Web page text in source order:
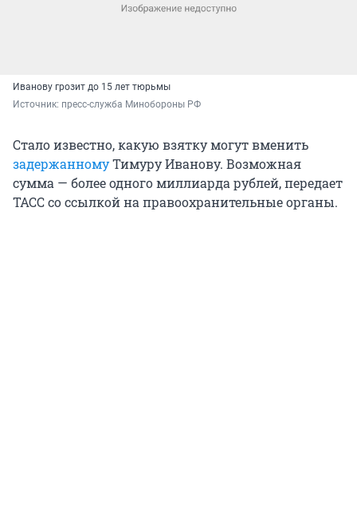
Иванову грозит до 15 лет тюрьмы
Источник: пресс-служба Минобороны РФ
Стало известно, какую взятку могут вменить
задержанномуТимуру Иванову. Возможная
сумма — более одного миллиарда рублей, передает
ТАСС со ссылкой на правоохранительные органы.